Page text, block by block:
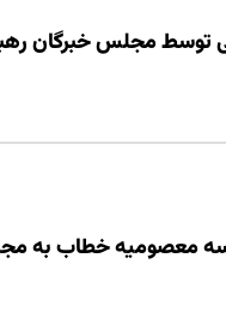
توسط مجلس خبرگان
معصومیه خطاب به